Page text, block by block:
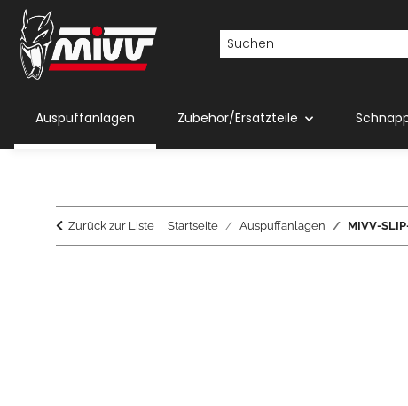
Auspuffanlagen Zubehör/Ersatzteile
Zurück zur Liste Startseite Auspuffanlagen MIVV-